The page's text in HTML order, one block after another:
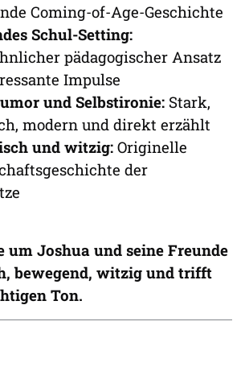
Coming-of-Age-Geschichte
Schul-Setting:
pädagogischer Ansatz
Impulse
und Selbstironie: Stark,
modern und direkt erzählt
und witzig: Originelle
der
um Joshua und seine Freunde
bewegend, witzig und trifft
Ton.